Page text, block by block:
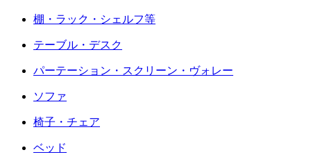
棚・ラック・シェルフ等
テーブル・デスク
パーテーション・スクリーン・ヴォレー
ソファ
椅子・チェア
ベッド